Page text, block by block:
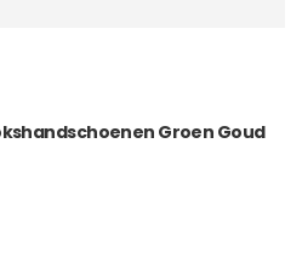
Groen Goud